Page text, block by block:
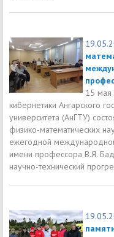
15 мая
кибернетики Ангарского
университета (АнГТУ)
физико-математических
ежегодной
имени профессора В.Я.
научно-технический